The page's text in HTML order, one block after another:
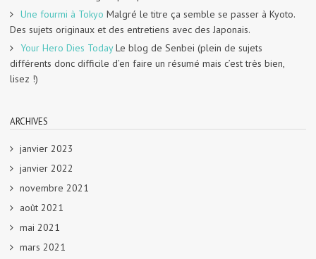
Une fourmi à Tokyo Malgré le titre ça semble se passer à Kyoto.
Des sujets originaux et des entretiens avec des Japonais.
Your Hero Dies TodayLe blog de Senbei (plein de sujets
différents donc difficile d’en faire un résumé mais c’est très bien,
lisez !)
ARCHIVES
janvier 2023
janvier 2022
novembre 2021
août 2021
mai 2021
mars 2021